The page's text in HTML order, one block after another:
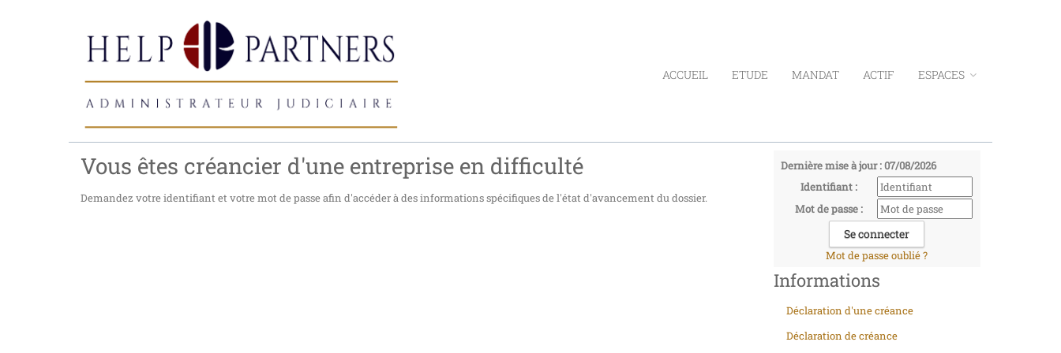
ACCUEIL ETUDE MANDAT ACTIF ESPACES
Dernière mise à jour : 07/08/2026
Identifiant :
Mot de passe :
Mot de passe oublié ?
Informations
Déclaration d'une créance
Déclaration de créance
Vous êtes créancier d'une entreprise en difficulté
Demandez votre identifiant et votre mot de passe afin d'accéder à des informations spécifiques de l'état d'avancement du dossier.